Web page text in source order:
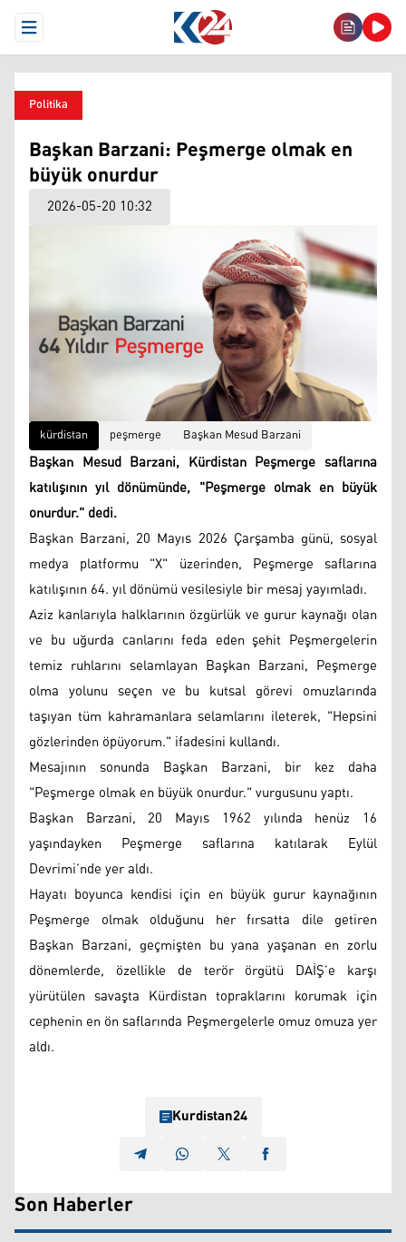
Open Menu
Politika
Başkan Barzani: Peşmerge olmak en
büyük onurdur
2026-05-20 10:32
kürdistan peşmerge Başkan Mesud Barzani
Başkan Mesud Barzani, Kürdistan Peşmerge saflarına
katılışının yıl dönümünde, "Peşmerge olmak en büyük
onurdur." dedi.
Başkan Barzani, 20 Mayıs 2026 Çarşamba günü, sosyal
medya platformu "X" üzerinden, Peşmerge saflarına
katılışının 64. yıl dönümü vesilesiyle bir mesaj yayımladı.
Aziz kanlarıyla halklarının özgürlük ve gurur kaynağı olan
ve bu uğurda canlarını feda eden şehit Peşmergelerin
temiz ruhlarını selamlayan Başkan Barzani, Peşmerge
olma yolunu seçen ve bu kutsal görevi omuzlarında
taşıyan tüm kahramanlara selamlarını ileterek, "Hepsini
gözlerinden öpüyorum." ifadesini kullandı.
Mesajının sonunda Başkan Barzani, bir kez daha
"Peşmerge olmak en büyük onurdur." vurgusunu yaptı.
Başkan Barzani, 20 Mayıs 1962 yılında henüz 16
yaşındayken Peşmerge saflarına katılarak Eylül
Devrimi’nde yer aldı.
Hayatı boyunca kendisi için en büyük gurur kaynağının
Peşmerge olmak olduğunu her fırsatta dile getiren
Başkan Barzani, geçmişten bu yana yaşanan en zorlu
dönemlerde, özellikle de terör örgütü DAİŞ’e karşı
yürütülen savaşta Kürdistan topraklarını korumak için
cephenin en ön saflarında Peşmergelerle omuz omuza yer
aldı.
Kurdistan24
Son Haberler